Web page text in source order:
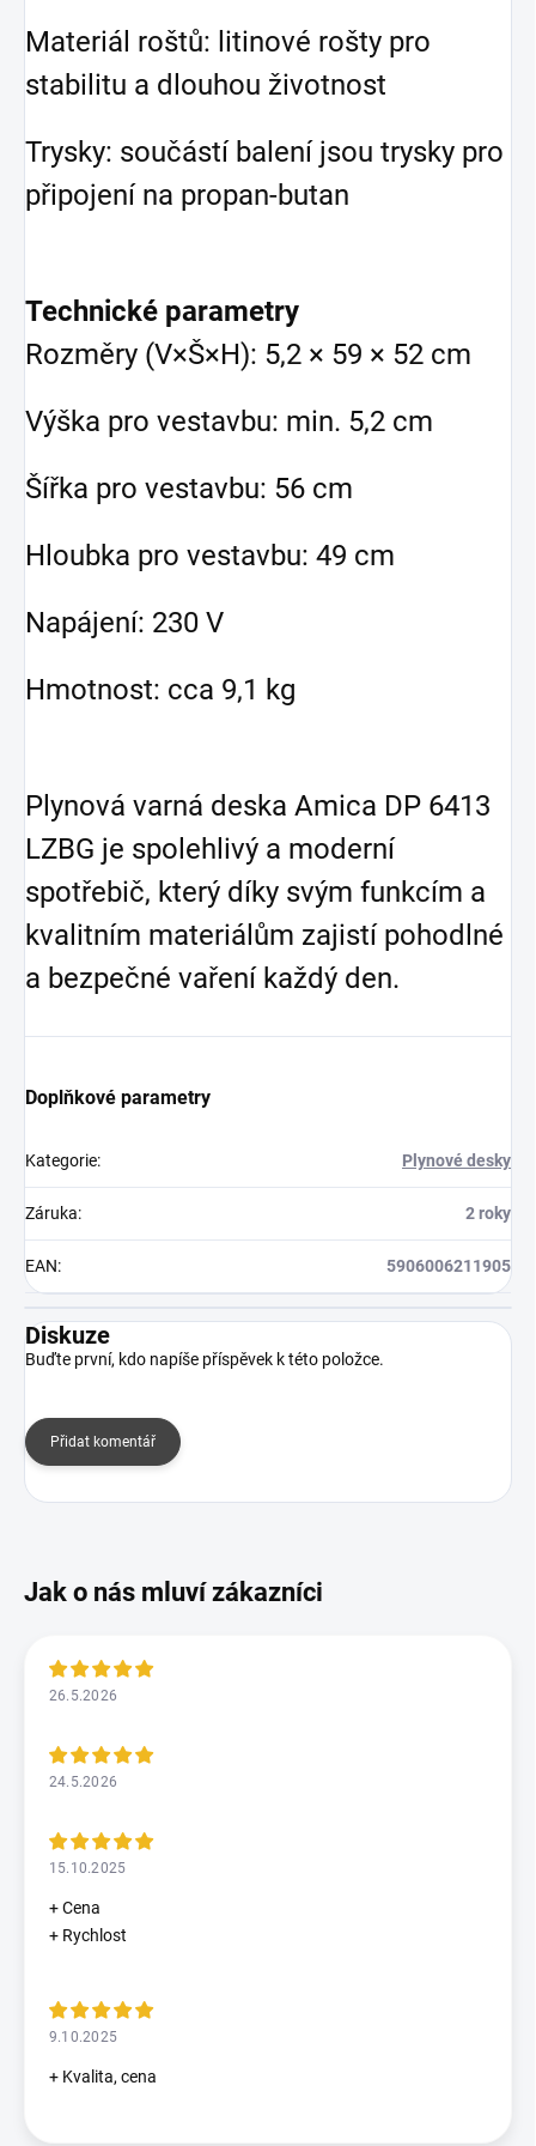
Materiál roštů: litinové rošty pro
stabilitu a dlouhou životnost
Trysky: součástí balení jsou trysky pro
připojení na propan-butan
Technické parametry
Rozměry (V×Š×H): 5,2 × 59 × 52 cm
Výška pro vestavbu: min. 5,2 cm
Šířka pro vestavbu: 56 cm
Hloubka pro vestavbu: 49 cm
Napájení: 230 V
Hmotnost: cca 9,1 kg
Plynová varná deska Amica DP 6413
LZBG je spolehlivý a moderní
spotřebič, který díky svým funkcím a
kvalitním materiálům zajistí pohodlné
a bezpečné vaření každý den.
Doplňkové parametry
Kategorie: Plynové desky
Záruka: 2 roky
EAN: 5906006211905
Diskuze
Buďte první, kdo napíše příspěvek k této položce.
Přidat komentář
26.5.2026
24.5.2026
15.10.2025
+ Cena
+ Rychlost
9.10.2025
+ Kvalita, cena